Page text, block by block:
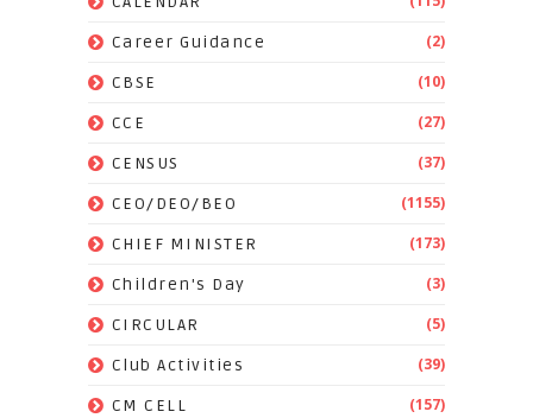
Career Guidance (2)
CBSE (10)
CCE (27)
CENSUS (37)
CEO/DEO/BEO (1155)
CHIEF MINISTER (173)
Children's Day (3)
CIRCULAR (5)
Club Activities (39)
CM CELL (157)